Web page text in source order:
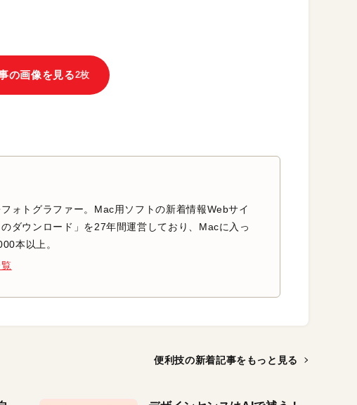
の画像を見る2枚
ォトグラファー。Mac用ソフトの新着情報Webサイ
ダウンロード」を27年間運営しており、Macに入っ
本以上。
便利技の新着記事をもっと見る